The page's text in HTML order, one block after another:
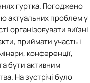
гуртка. Погоджено
актуальних проблем у
організовувати виїзні
приймати участь і
конференції,
бути активним
На зустрічі було